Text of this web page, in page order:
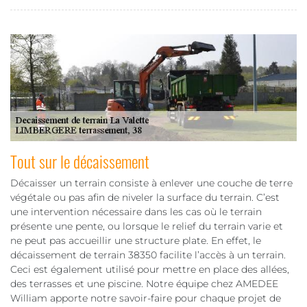
Tout sur le décaissement
Décaisser un terrain consiste à enlever une couche de terre
végétale ou pas afin de niveler la surface du terrain. C’est
une intervention nécessaire dans les cas où le terrain
présente une pente, ou lorsque le relief du terrain varie et
ne peut pas accueillir une structure plate. En effet, le
décaissement de terrain 38350 facilite l’accès à un terrain.
Ceci est également utilisé pour mettre en place des allées,
des terrasses et une piscine. Notre équipe chez AMEDEE
William apporte notre savoir-faire pour chaque projet de